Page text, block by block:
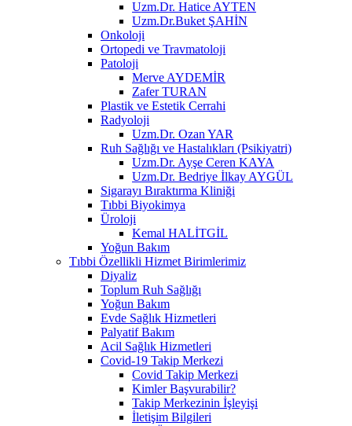
Uzm.Dr. Hatice AYTEN
Uzm.Dr.Buket ŞAHİN
Onkoloji
Ortopedi ve Travmatoloji
Patoloji
Merve AYDEMİR
Zafer TURAN
Plastik ve Estetik Cerrahi
Radyoloji
Uzm.Dr. Ozan YAR
Ruh Sağlığı ve Hastalıkları (Psikiyatri)
Uzm.Dr. Ayşe Ceren KAYA
Uzm.Dr. Bedriye İlkay AYGÜL
Sigarayı Bıraktırma Kliniği
Tıbbi Biyokimya
Üroloji
Kemal HALİTGİL
Yoğun Bakım
Tıbbi Özellikli Hizmet Birimlerimiz
Diyaliz
Toplum Ruh Sağlığı
Yoğun Bakım
Evde Sağlık Hizmetleri
Palyatif Bakım
Acil Sağlık Hizmetleri
Covid-19 Takip Merkezi
Covid Takip Merkezi
Kimler Başvurabilir?
Takip Merkezinin İşleyişi
İletişim Bilgileri